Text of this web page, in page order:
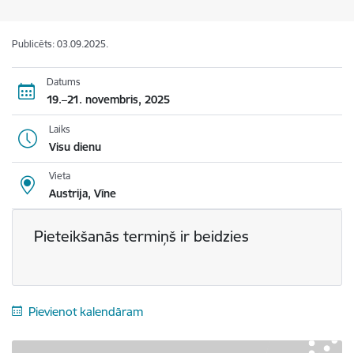
Publicēts: 03.09.2025.
Datums
19.–21. novembris, 2025
Laiks
Visu dienu
Vieta
Austrija, Vīne
Pieteikšanās termiņš ir beidzies
Pievienot kalendāram